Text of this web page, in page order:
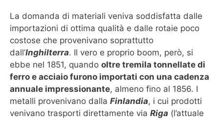
La domanda di materiali veniva soddisfatta dalle
importazioni di ottima qualità e dalle rotaie poco
costose che provenivano soprattutto
dall’Inghilterra. Il vero e proprio boom, però, si
ebbe nel 1851, quando oltre tremila tonnellate di
ferro e acciaio furono importati con una cadenza
annuale impressionante, almeno fino al 1856. I
metalli provenivano dalla Finlandia, i cui prodotti
venivano trasporti direttamente via Riga (l’attuale